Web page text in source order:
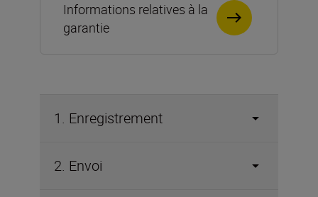
Informations relatives à la
garantie
1. Enregistrement
2. Envoi